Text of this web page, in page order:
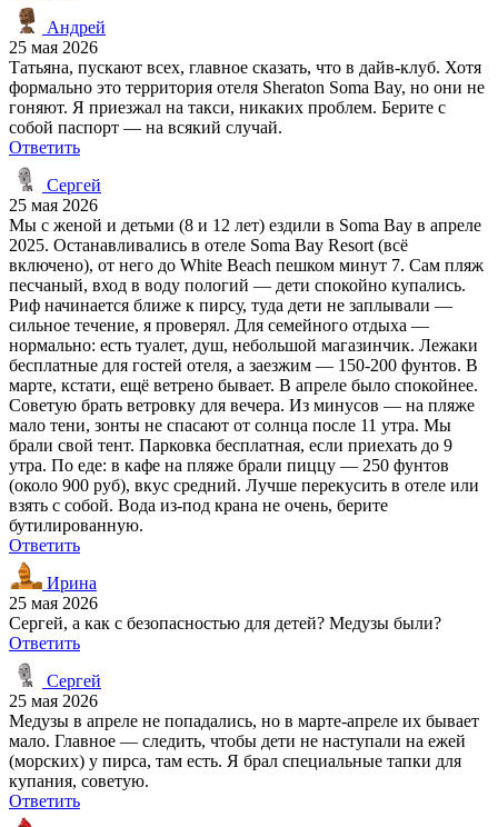
Андрей
25 мая 2026
Татьяна, пускают всех, главное сказать, что в дайв-клуб. Хотя
формально это территория отеля Sheraton Soma Bay, но они не
гоняют. Я приезжал на такси, никаких проблем. Берите с
собой паспорт — на всякий случай.
Ответить
Сергей
25 мая 2026
Мы с женой и детьми (8 и 12 лет) ездили в Soma Bay в апреле
2025. Останавливались в отеле Soma Bay Resort (всё
включено), от него до White Beach пешком минут 7. Сам пляж
песчаный, вход в воду пологий — дети спокойно купались.
Риф начинается ближе к пирсу, туда дети не заплывали —
сильное течение, я проверял. Для семейного отдыха —
нормально: есть туалет, душ, небольшой магазинчик. Лежаки
бесплатные для гостей отеля, а заезжим — 150-200 фунтов. В
марте, кстати, ещё ветрено бывает. В апреле было спокойнее.
Советую брать ветровку для вечера. Из минусов — на пляже
мало тени, зонты не спасают от солнца после 11 утра. Мы
брали свой тент. Парковка бесплатная, если приехать до 9
утра. По еде: в кафе на пляже брали пиццу — 250 фунтов
(около 900 руб), вкус средний. Лучше перекусить в отеле или
взять с собой. Вода из-под крана не очень, берите
бутилированную.
Ответить
Ирина
25 мая 2026
Сергей, а как с безопасностью для детей? Медузы были?
Ответить
Сергей
25 мая 2026
Медузы в апреле не попадались, но в марте-апреле их бывает
мало. Главное — следить, чтобы дети не наступали на ежей
(морских) у пирса, там есть. Я брал специальные тапки для
купания, советую.
Ответить